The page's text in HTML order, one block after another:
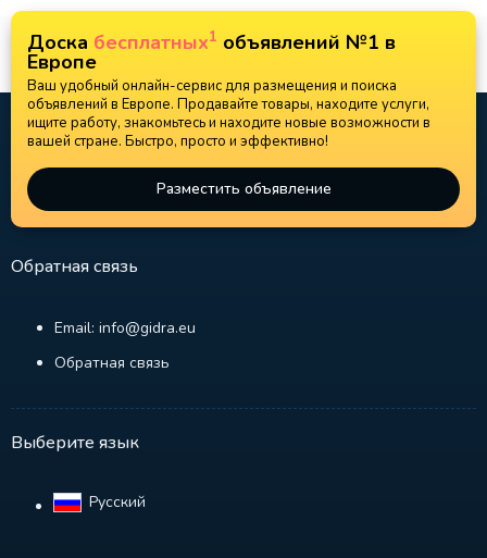
Доска бесплатных1 объявлений №1 в
Европе
Ваш удобный онлайн-сервис для размещения и поиска
объявлений в Европе. Продавайте товары, находите услуги,
ищите работу, знакомьтесь и находите новые возможности в
вашей стране. Быстро, просто и эффективно!
Разместить объявление
Обратная связь
Email: info@gidra.eu
Обратная связь
Выберите язык
Русский‎